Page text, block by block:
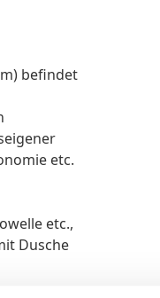
befindet
etc.
etc.,
Dusche